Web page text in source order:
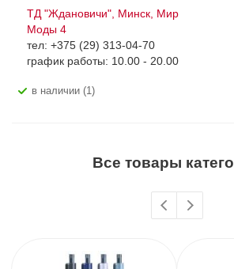
ТД "Ждановичи", Минск, Мир
Моды 4
тел: +375 (29) 313-04-70
график работы: 10.00 - 20.00
В наличии (1)
Все товары